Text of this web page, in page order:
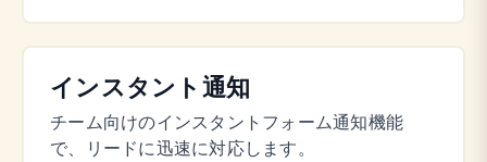
インスタント通知
チーム向けのインスタントフォーム通知機能
で、リードに迅速に対応します。